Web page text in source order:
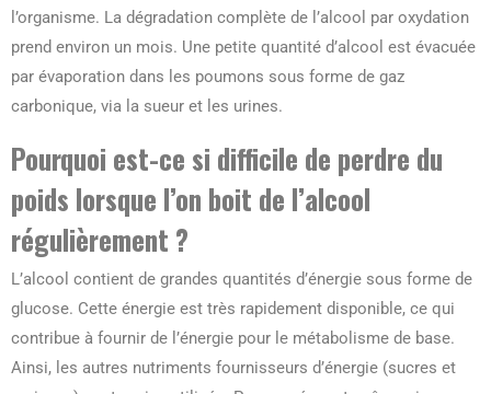
l’organisme. La dégradation complète de l’alcool par oxydation
prend environ un mois. Une petite quantité d’alcool est évacuée
par évaporation dans les poumons sous forme de gaz
carbonique, via la sueur et les urines.
Pourquoi est-ce si difficile de perdre du
poids lorsque l’on boit de l’alcool
régulièrement ?
L’alcool contient de grandes quantités d’énergie sous forme de
glucose. Cette énergie est très rapidement disponible, ce qui
contribue à fournir de l’énergie pour le métabolisme de base.
Ainsi, les autres nutriments fournisseurs d’énergie (sucres et